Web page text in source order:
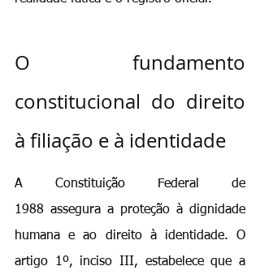
O fundamento
constitucional do direito
à filiação e à identidade
A Constituição Federal de
1988 assegura a proteção à dignidade
humana e ao direito à identidade. O
artigo 1º, inciso III, estabelece que a